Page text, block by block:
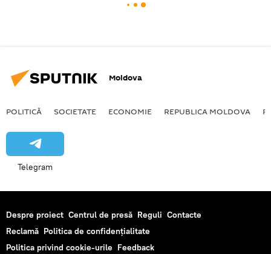
Moldova
POLITICĂ SOCIETATE ECONOMIE REPUBLICA MOLDOVA
Telegram
Despre proiect Centrul de presă Reguli Contacte
Reclamă Politica de confidențialitate
Politica privind cookie-urile Feedback